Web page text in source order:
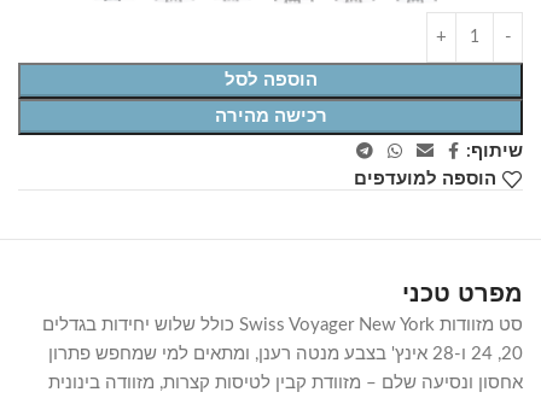
הוספה לסל
רכישה מהירה
שיתוף:
הוספה למועדפים
מפרט טכני
סט מזוודות Swiss Voyager New York כולל שלוש יחידות בגדלים
20, 24 ו-28 אינץ' בצבע מנטה רענן, ומתאים למי שמחפש פתרון
אחסון ונסיעה שלם – מזוודת קבין לטיסות קצרות, מזוודה בינונית